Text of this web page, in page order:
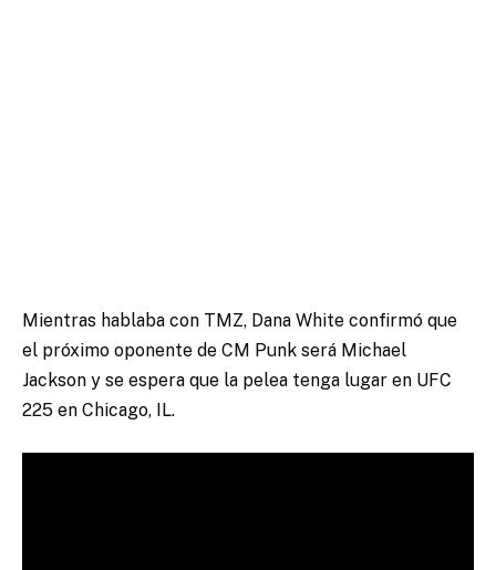
Mientras hablaba con TMZ, Dana White confirmó que
el próximo oponente de CM Punk será Michael
Jackson y se espera que la pelea tenga lugar en UFC
225 en Chicago, IL.